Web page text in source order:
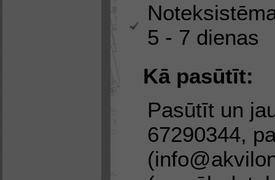
5 - 7 dienas
Kā pasūtīt:
Pasūtīt un
67290344,